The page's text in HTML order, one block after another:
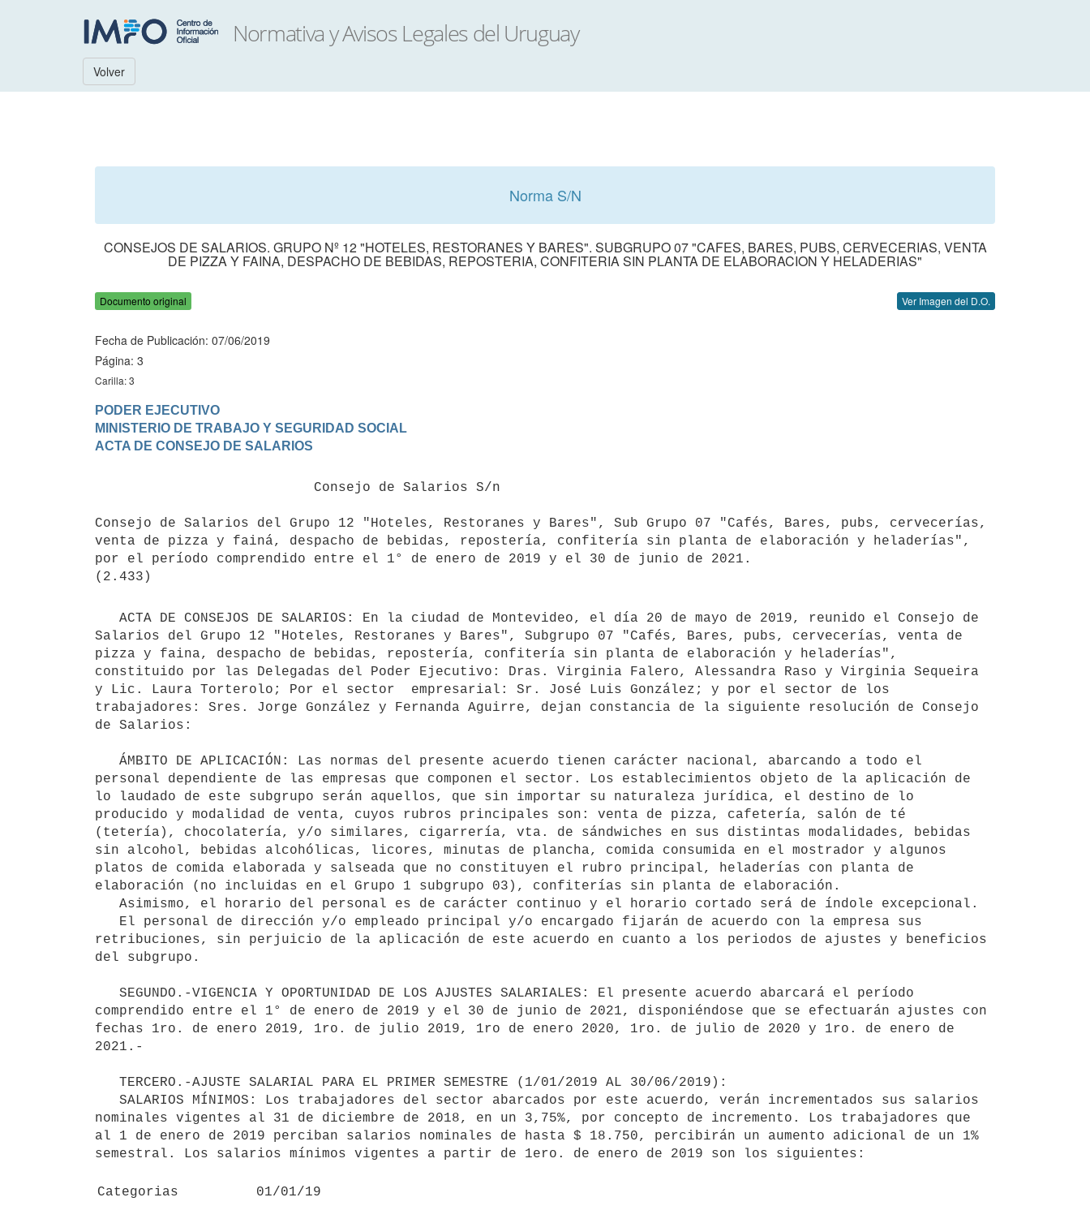
Volver
Norma S/N
CONSEJOS DE SALARIOS. GRUPO Nº 12 "HOTELES, RESTORANES Y BARES". SUBGRUPO 07 "CAFES, BARES, PUBS, CERVECERIAS, VENTA
DE PIZZA Y FAINA, DESPACHO DE BEBIDAS, REPOSTERIA, CONFITERIA SIN PLANTA DE ELABORACION Y HELADERIAS"
Documento original Ver Imagen del D.O.
Fecha de Publicación: 07/06/2019
Página: 3
Carilla: 3
PODER EJECUTIVO
MINISTERIO DE TRABAJO Y SEGURIDAD SOCIAL
Consejo de Salarios del Grupo 12 "Hoteles, Restoranes y Bares", Sub Grupo 07 "Cafés, Bares, pubs, cervecerías,
venta de pizza y fainá, despacho de bebidas, repostería, confitería sin planta de elaboración y heladerías",
por el período comprendido entre el 1° de enero de 2019 y el 30 de junio de 2021.
Salarios del Grupo 12 "Hoteles, Restoranes y Bares", Subgrupo 07 "Cafés, Bares, pubs, cervecerías, venta de
pizza y faina, despacho de bebidas, repostería, confitería sin planta de elaboración y heladerías",
constituido por las Delegadas del Poder Ejecutivo: Dras. Virginia Falero, Alessandra Raso y Virginia Sequeira
y Lic. Laura Torterolo; Por el sector  empresarial: Sr. José Luis González; y por el sector de los
trabajadores: Sres. Jorge González y Fernanda Aguirre, dejan constancia de la siguiente resolución de Consejo
de Salarios:
personal dependiente de las empresas que componen el sector. Los establecimientos objeto de la aplicación de
lo laudado de este subgrupo serán aquellos, que sin importar su naturaleza jurídica, el destino de lo
producido y modalidad de venta, cuyos rubros principales son: venta de pizza, cafetería, salón de té
(tetería), chocolatería, y/o similares, cigarrería, vta. de sándwiches en sus distintas modalidades, bebidas
sin alcohol, bebidas alcohólicas, licores, minutas de plancha, comida consumida en el mostrador y algunos
platos de comida elaborada y salseada que no constituyen el rubro principal, heladerías con planta de
elaboración (no incluidas en el Grupo 1 subgrupo 03), confiterías sin planta de elaboración.
retribuciones, sin perjuicio de la aplicación de este acuerdo en cuanto a los periodos de ajustes y beneficios
del subgrupo.
comprendido entre el 1° de enero de 2019 y el 30 de junio de 2021, disponiéndose que se efectuarán ajustes con
fechas 1ro. de enero 2019, 1ro. de julio 2019, 1ro de enero 2020, 1ro. de julio de 2020 y 1ro. de enero de
2021.-
nominales vigentes al 31 de diciembre de 2018, en un 3,75%, por concepto de incremento. Los trabajadores que
al 1 de enero de 2019 perciban salarios nominales de hasta $ 18.750, percibirán un aumento adicional de un 1%
semestral. Los salarios mínimos vigentes a partir de 1ero. de enero de 2019 son los siguientes:
Categorias
01/01/19